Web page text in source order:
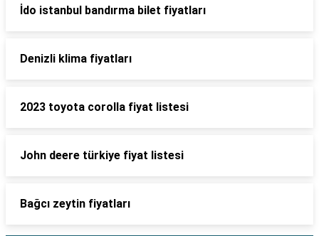
İdo istanbul bandırma bilet fiyatları
Denizli klima fiyatları
2023 toyota corolla fiyat listesi
John deere türkiye fiyat listesi
Bağcı zeytin fiyatları